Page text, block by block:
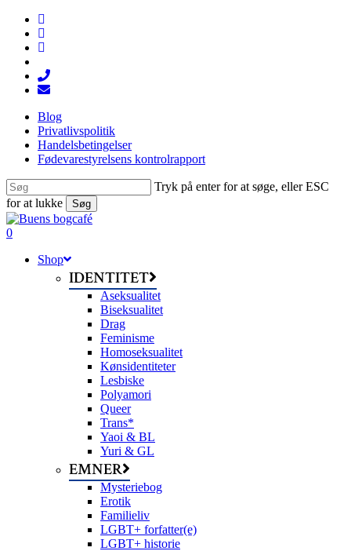
Skip
main
content
facebook
linkedin
instagram
phone
email
Blog
Privatlivspolitik
Handelsbetingelser
Fødevarestyrelsens kontrolrapport
Tryk på enter for at søge, eller ESC
for at lukke
Søg
Close
Search
search
0
Shop
IDENTITET
Aseksualitet
Biseksualitet
Drag
Feminisme
Homoseksualitet
Kønsidentiteter
Lesbiske
Polyamori
Queer
Trans*
Yaoi & BL
Yuri & GL
EMNER
Mysteriebog
Erotik
Familieliv
LGBT+ forfatter(e)
LGBT+ historie